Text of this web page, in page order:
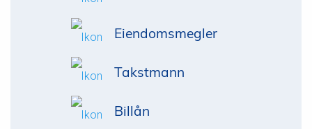
Eiendomsmegler
Takstmann
Billån